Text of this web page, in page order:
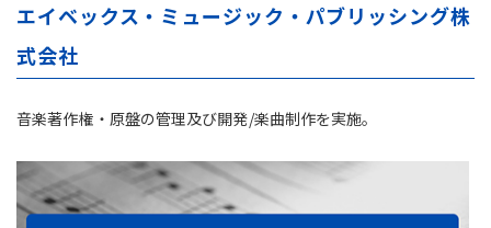
エイベックス・ミュージック・パブリッシング株
式会社
音楽著作権・原盤の管理及び開発/楽曲制作を実施。